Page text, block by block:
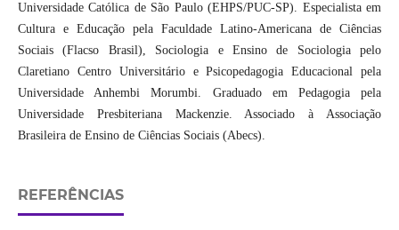
Universidade Católica de São Paulo (EHPS/PUC-SP). Especialista em
Cultura e Educação pela Faculdade Latino-Americana de Ciências
Sociais (Flacso Brasil), Sociologia e Ensino de Sociologia pelo
Claretiano Centro Universitário e Psicopedagogia Educacional pela
Universidade Anhembi Morumbi. Graduado em Pedagogia pela
Universidade Presbiteriana Mackenzie. Associado à Associação
Brasileira de Ensino de Ciências Sociais (Abecs).
REFERÊNCIAS